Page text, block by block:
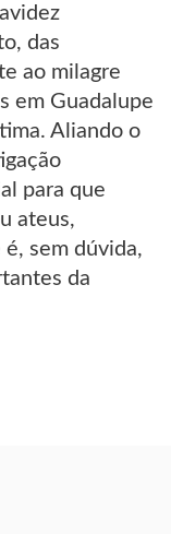
das
ao milagre
em Guadalupe
Aliando o
para que
ateus,
sem dúvida,
da